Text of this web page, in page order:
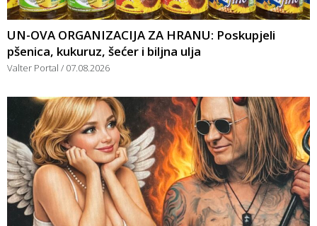
UN-OVA ORGANIZACIJA ZA HRANU: Poskupjeli
pšenica, kukuruz, šećer i biljna ulja
Valter Portal 07.08.2026